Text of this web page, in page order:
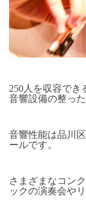
250 人を収容でき
音響設備の整った
音響性能は品川
ールです。
さまざまなコン
ックの演奏会や